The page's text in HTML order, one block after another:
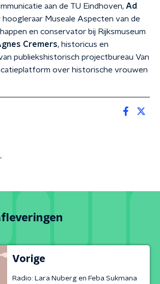
aan de TU Eindhoven, Ad
hoogleraar Museale Aspecten van de
en conservator bij Rijksmuseum
Cremers, historicus en
publiekshistorisch projectbureau Van
over historische vrouwen
Vorige
Radio: Lara Nuberg en Feba Sukmana